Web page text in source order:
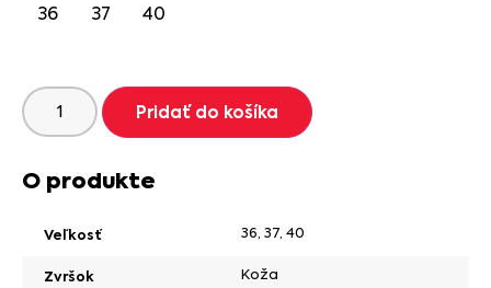
36 37 40
Pridať do košíka
O produkte
Veľkosť 36, 37, 40
Zvršok Koža